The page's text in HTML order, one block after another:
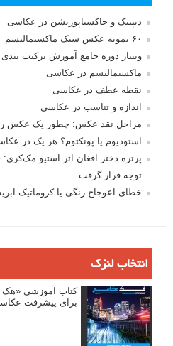
دیپتیک و جاکستا‌پوزیشن در عکاسی
۶۰ نمونه عکس سبک ماکسیمالیسم
وبینار دوره جامع آموزش ترکیب
ماکسیمالیسم در عکاسی
نقطه عطف در عکاسی
اندازه و تناسب در عکاسی
مراحل نقد عکس: چطور یک عکس را
استودیوم یا پونکتوم؟ هر یک در
پرتره دختر افغان اثر استیو
توجه قرار گرفت
خطای اعوجاج رنگی یا کروماتیک
انتخاب لنزک
کتاب آموزشی «هک
برای پیشرفت